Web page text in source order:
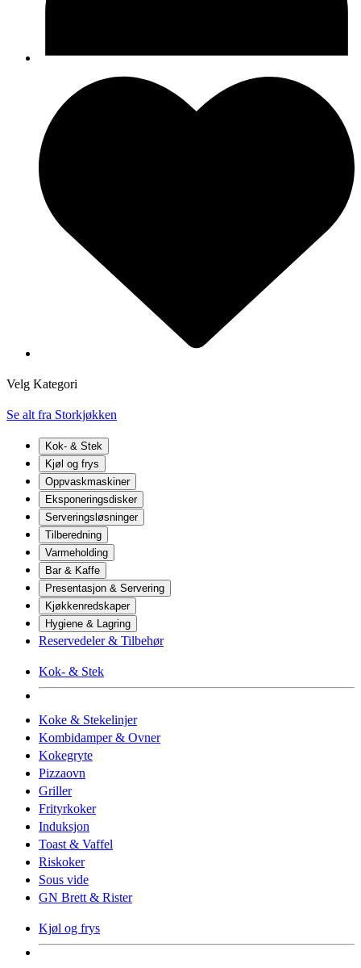
Velg Kategori
Se alt fra Storkjøkken
Kok- & Stek
Kjøl og frys
Oppvaskmaskiner
Eksponeringsdisker
Serveringsløsninger
Tilberedning
Varmeholding
Bar & Kaffe
Presentasjon & Servering
Kjøkkenredskaper
Hygiene & Lagring
Reservedeler & Tilbehør
Kok- & Stek
Koke & Stekelinjer
Kombidamper & Ovner
Kokegryte
Pizzaovn
Griller
Frityrkoker
Induksjon
Toast & Vaffel
Riskoker
Sous vide
GN Brett & Rister
Kjøl og frys